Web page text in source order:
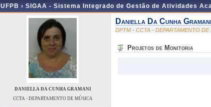
UFPB › SIGAA - Sistema Integrado de Gestão de Atividades
DANIELLA DA CUNHA GRAMANI
CCTA - DEPARTAMENTO DE MÚSICA
Daniella Da Cunha Gramani
DPTM - CCTA - DEPARTAMENTO DE
Projetos de Monitoria